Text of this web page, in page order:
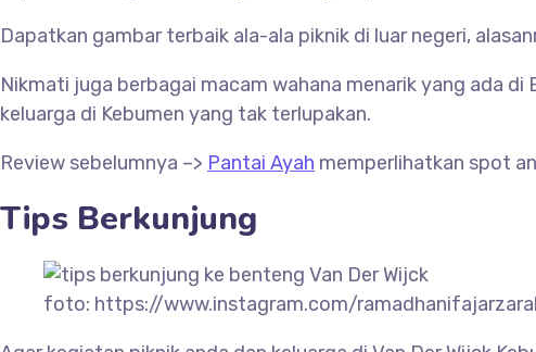
Dapatkan gambar terbaik ala-ala piknik di luar negeri,
Nikmati juga berbagai macam wahana menarik yang ada di
keluarga di Kebumen yang tak terlupakan.
Review sebelumnya –> Pantai Ayah memperlihatkan spot
Tips Berkunjung
foto: https://www.instagram.com/